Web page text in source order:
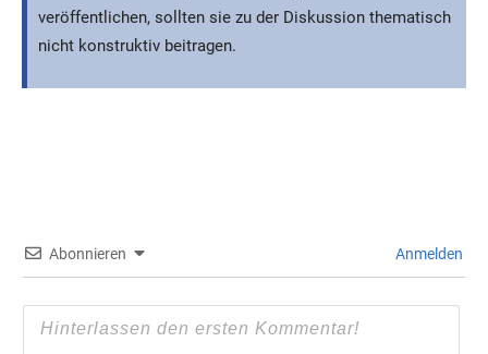
veröffentlichen, sollten sie zu der Diskussion thematisch
nicht konstruktiv beitragen.
Abonnieren Anmelden